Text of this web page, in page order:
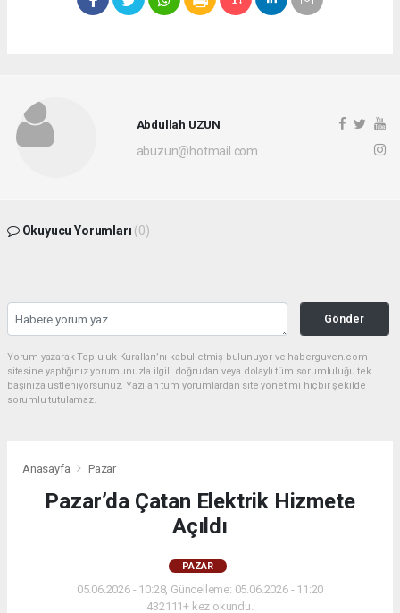
Abdullah UZUN
abuzun@hotmail.com
Okuyucu Yorumları (0)
Gönder
Yorum yazarak Topluluk Kuralları’nı kabul etmiş bulunuyor ve haberguven.com
sitesine yaptığınız yorumunuzla ilgili doğrudan veya dolaylı tüm sorumluluğu tek
başınıza üstleniyorsunuz. Yazılan tüm yorumlardan site yönetimi hiçbir şekilde
sorumlu tutulamaz.
Anasayfa Pazar
Pazar’da Çatan Elektrik Hizmete
Açıldı
PAZAR
05.06.2026 - 10:28, Güncelleme: 05.06.2026 - 11:20
432111+ kez okundu.